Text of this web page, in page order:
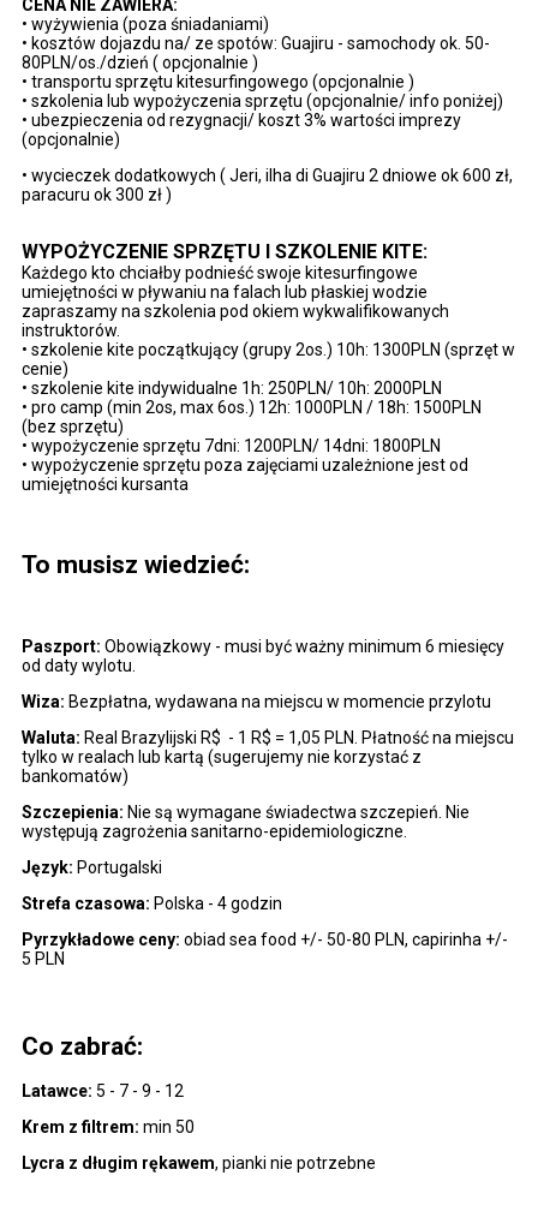
CENA NIE ZAWIERA:
• wyżywienia (poza śniadaniami)
• kosztów dojazdu na/ ze spotów: Guajiru - samochody ok. 50-
80PLN/os./dzień ( opcjonalnie )
• transportu sprzętu kitesurfingowego (opcjonalnie )
• szkolenia lub wypożyczenia sprzętu (opcjonalnie/ info poniżej)
• ubezpieczenia od rezygnacji/ koszt 3% wartości imprezy
(opcjonalnie)
• wycieczek dodatkowych ( Jeri, ilha di Guajiru 2 dniowe ok 600 zł,
paracuru ok 300 zł )
WYPOŻYCZENIE SPRZĘTU I SZKOLENIE KITE:
Każdego kto chciałby podnieść swoje kitesurfingowe
umiejętności w pływaniu na falach lub płaskiej wodzie
zapraszamy na szkolenia pod okiem wykwalifikowanych
instruktorów.
• szkolenie kite początkujący (grupy 2os.) 10h: 1300PLN (sprzęt w
cenie)
• szkolenie kite indywidualne 1h: 250PLN/ 10h: 2000PLN
• pro camp (min 2os, max 6os.) 12h: 1000PLN / 18h: 1500PLN
(bez sprzętu)
• wypożyczenie sprzętu 7dni: 1200PLN/ 14dni: 1800PLN
• wypożyczenie sprzętu poza zajęciami uzależnione jest od
umiejętności kursanta
To musisz wiedzieć:
Paszport: Obowiązkowy - musi być ważny minimum 6 miesięcy
od daty wylotu.
Wiza: Bezpłatna, wydawana na miejscu w momencie przylotu
Waluta: Real Brazylijski R$ - 1 R$ = 1,05 PLN. Płatność na miejscu
tylko w realach lub kartą (sugerujemy nie korzystać z
bankomatów)
Szczepienia: Nie są wymagane świadectwa szczepień. Nie
występują zagrożenia sanitarno-epidemiologiczne.
Język: Portugalski
Strefa czasowa: Polska - 4 godzin
Pyrzykładowe ceny: obiad sea food +/- 50-80 PLN, capirinha +/-
5 PLN
Co zabrać:
Latawce: 5 - 7 - 9 - 12
Krem z filtrem: min 50
Lycra z długim rękawem, pianki nie potrzebne